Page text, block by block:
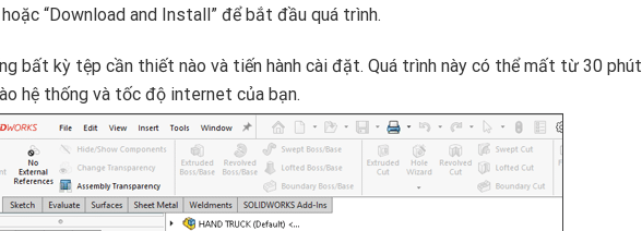
“Download and Install” để bắt đầu quá trình.
bất kỳ tệp cần thiết nào và tiến hành cài đặt. Quá trình này có thể mất từ 30 phút
hệ thống và tốc độ internet của bạn.